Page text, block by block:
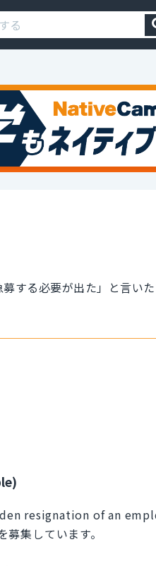
する必要が出た」と言いた
resignation of an
集しています。